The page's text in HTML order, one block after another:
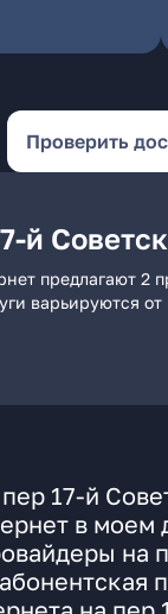
Проверить
й
предлагают
варьируются
17-й
в моем
на